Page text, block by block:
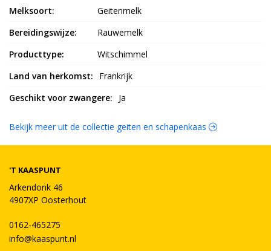
Melksoort:
Geitenmelk
Bereidingswijze:
Rauwemelk
Producttype:
Witschimmel
Land van herkomst:
Frankrijk
Geschikt voor zwangere:
Ja
Bekijk meer uit de collectie geiten en schapenkaas
'T KAASPUNT
Arkendonk 46
4907XP Oosterhout
0162-465275
info@kaaspunt.nl